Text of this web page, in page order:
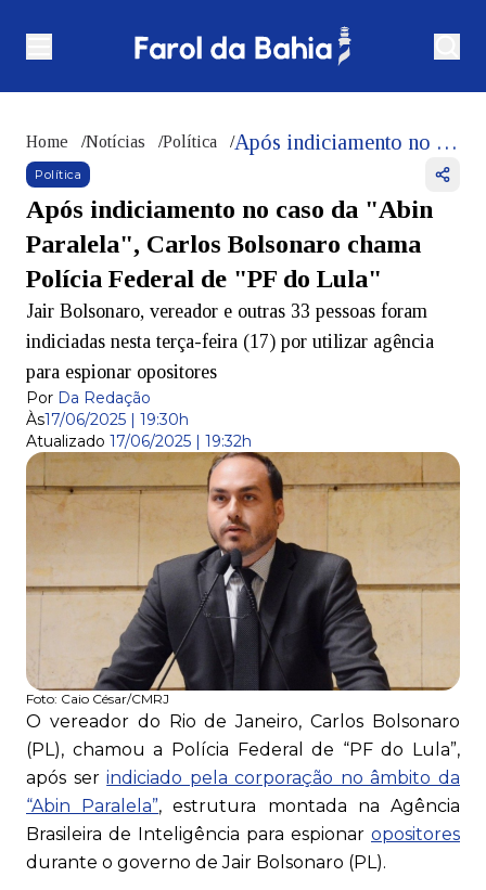
Home /Notícias /Política / Após indiciamento no caso da "Abin Paralela", Carlos Bolsonaro chama Polícia Federal de "PF do Lula"
Política
Após indiciamento no caso da "Abin
Paralela", Carlos Bolsonaro chama
Polícia Federal de "PF do Lula"
Jair Bolsonaro, vereador e outras 33 pessoas foram
indiciadas nesta terça-feira (17) por utilizar agência
para espionar opositores
Por Da Redação
Às17/06/2025 | 19:30h
Atualizado 17/06/2025 | 19:32h
Foto: Caio César/CMRJ
O vereador do Rio de Janeiro, Carlos Bolsonaro
(PL), chamou a Polícia Federal de “PF do Lula”,
após serindiciado pela corporação no âmbito da
“Abin Paralela”, estrutura montada na Agência
Brasileira de Inteligência para espionar opositores
durante o governo de Jair Bolsonaro (PL).